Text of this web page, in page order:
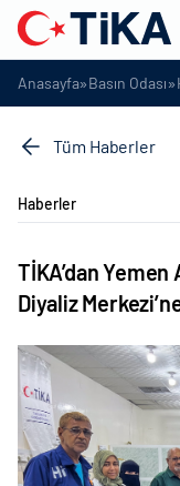
Anasayfa»Basın Odası»
Tüm Haberler
Haberler
TİKA’dan
Diyaliz